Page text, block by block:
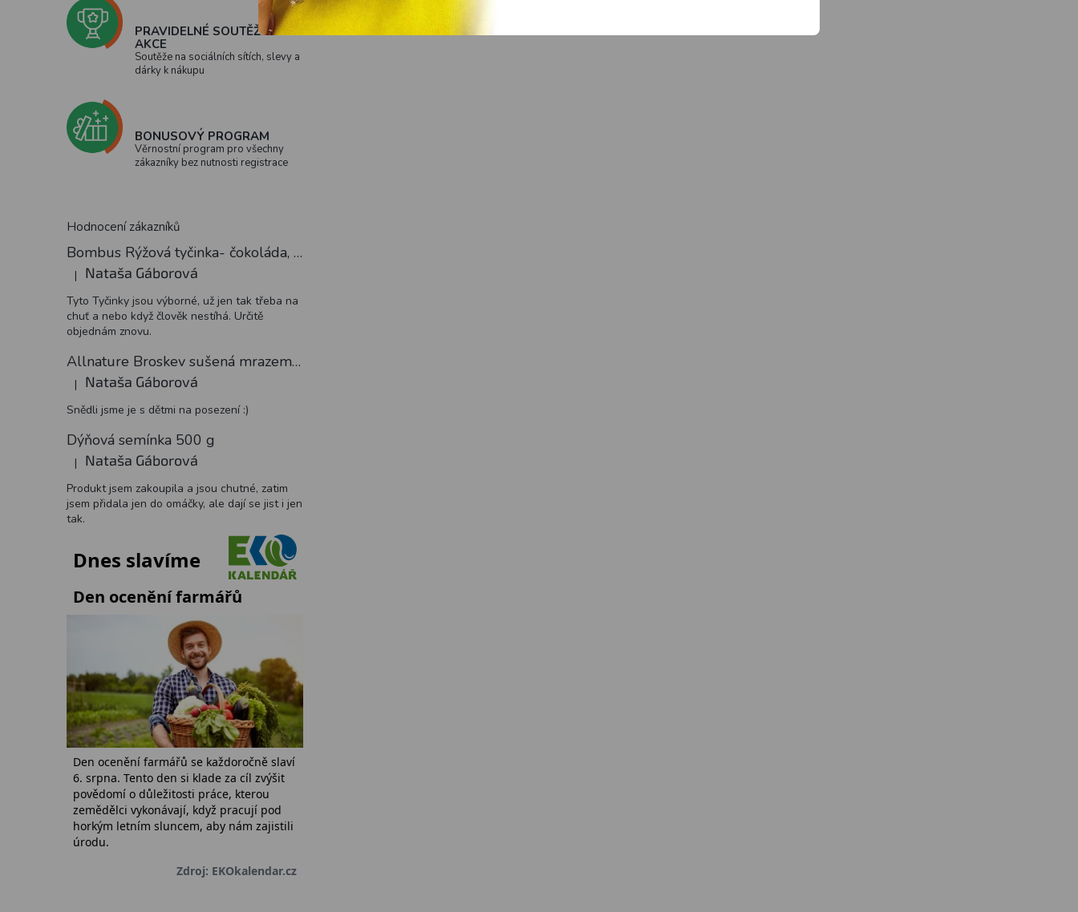
PRAVIDELNÉ SOUTĚŽE A
AKCE
Soutěže na sociálních sítích, slevy a
dárky k nákupu
BONUSOVÝ PROGRAM
Věrnostní program pro všechny
zákazníky bez nutnosti registrace
Hodnocení zákazníků
Bombus Rýžová tyčinka- čokoláda, 18 g
Hodnocení produktu je 5 z 5 hvězdiček.
| Nataša Gáborová
Tyto Tyčinky jsou výborné, už jen tak třeba na
chuť a nebo když člověk nestíhá. Určitě
objednám znovu.
Allnature Broskev sušená mrazem plátky, 15 g
Hodnocení produktu je 5 z 5 hvězdiček.
| Nataša Gáborová
Snědli jsme je s dětmi na posezení :)
Dýňová semínka 500 g
Hodnocení produktu je 5 z 5 hvězdiček.
| Nataša Gáborová
Produkt jsem zakoupila a jsou chutné, zatim
jsem přidala jen do omáčky, ale dají se jist i jen
tak.